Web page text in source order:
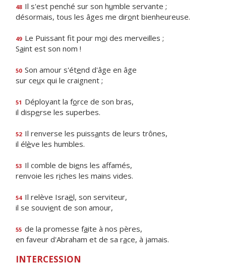
48 Il s'est penché sur son humble servante ;
désormais, tous les âges me diront bienheureuse.
49 Le Puissant fit pour moi des merveilles ;
Saint est son nom !
50 Son amour s'étend d'âge en âge
sur ceux qui le craignent ;
51 Déployant la force de son bras,
il disperse les superbes.
52 Il renverse les puissants de leurs trônes,
il élève les humbles.
53 Il comble de biens les affamés,
renvoie les riches les mains vides.
54 Il relève Israël, son serviteur,
il se souvient de son amour,
55 de la promesse faite à nos pères,
en faveur d'Abraham et de sa race, à jamais.
INTERCESSION